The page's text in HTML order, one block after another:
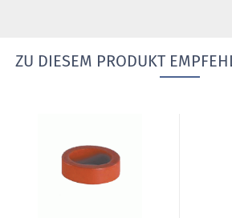
ZU DIESEM PRODUKT